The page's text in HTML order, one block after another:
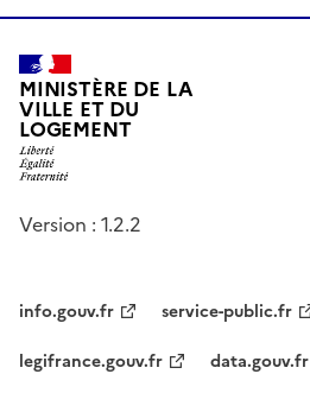
MINISTÈRE DE LA
VILLE ET DU
LOGEMENT
Version : 1.2.2
info.gouv.fr
service-public.fr
legifrance.gouv.fr
data.gouv.fr